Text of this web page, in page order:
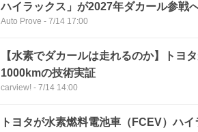
ハイラックス」が2027年ダカール参戦
Auto Prove - 7/14 17:00
【水素でダカールは走れるのか】トヨ
1000kmの技術実証
carview! - 7/14 14:00
トヨタが水素燃料電池車（FCEV）ハ